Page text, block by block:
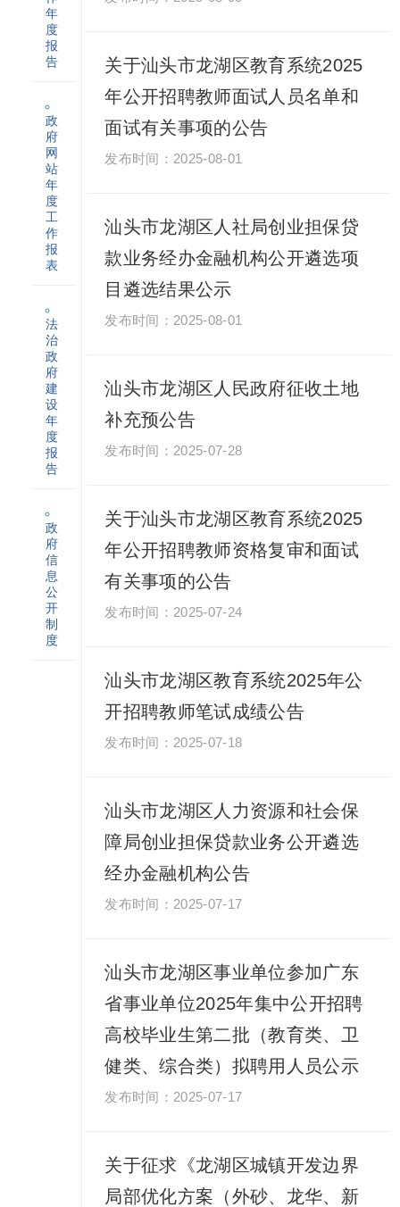
年
度
报
告
政
府
网
站
年
度
工
作
报
表
法
治
政
府
建
设
年
度
报
告
政
府
信
息
公
开
制
度
关于汕头市龙湖区教育系统2025
年公开招聘教师面试人员名单和
面试有关事项的公告
2025-08-01
汕头市龙湖区人社局创业担保贷
款业务经办金融机构公开遴选项
目遴选结果公示
2025-08-01
汕头市龙湖区人民政府征收土地
补充预公告
2025-07-28
关于汕头市龙湖区教育系统2025
年公开招聘教师资格复审和面试
有关事项的公告
2025-07-24
汕头市龙湖区教育系统2025年公
开招聘教师笔试成绩公告
2025-07-18
汕头市龙湖区人力资源和社会保
障局创业担保贷款业务公开遴选
经办金融机构公告
2025-07-17
汕头市龙湖区事业单位参加广东
省事业单位2025年集中公开招聘
高校毕业生第二批（教育类、卫
健类、综合类）拟聘用人员公示
2025-07-17
关于征求《龙湖区城镇开发边界
局部优化方案（外砂、龙华、新